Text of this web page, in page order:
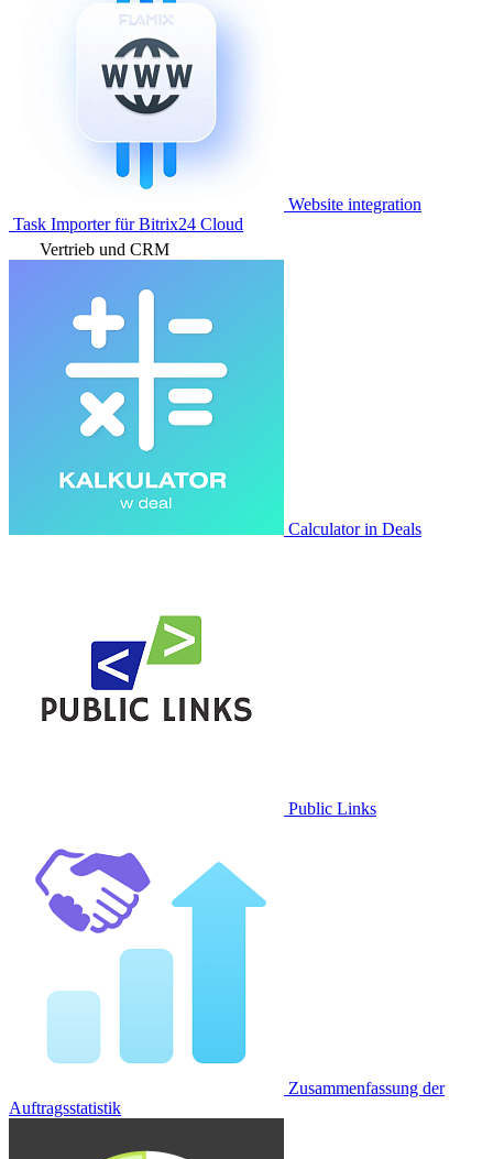
Website integration
Task Importer für Bitrix24 Cloud
Vertrieb und CRM
Calculator in Deals
Public Links
Zusammenfassung der
Auftragsstatistik